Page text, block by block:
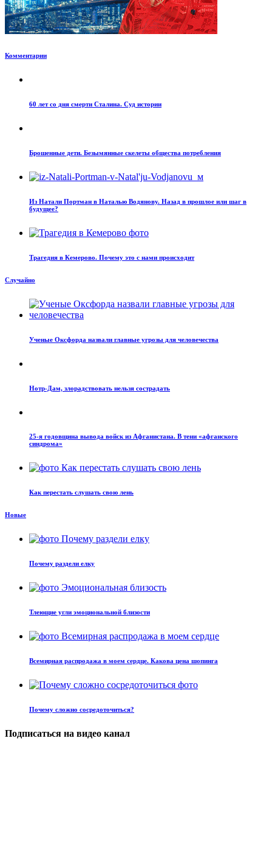
Комментарии
60 лет со дня смерти Сталина. Суд истории
Брошенные дети. Безымянные скелеты общества потребления
Из Натали Портман в Наталью Водянову. Назад в прошлое или шаг в
будущее?
Трагедия в Кемерово. Почему это с нами происходит
Случайно
Ученые Оксфорда назвали главные угрозы для человечества
Нотр-Дам, злорадствовать нельзя сострадать
25-я годовщина вывода войск из Афганистана. В тени «афганского
синдрома»
Как перестать слушать свою лень
Новые
Почему раздели елку
Тлеющие угли эмоциональной близости
Всемирная распродажа в моем сердце. Какова цена шопинга
Почему сложно сосредоточиться?
Подписаться на видео канал